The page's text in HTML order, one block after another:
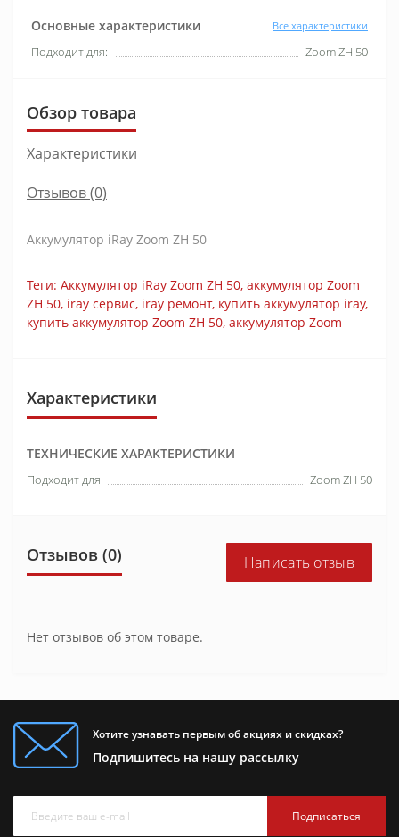
Основные характеристики Все характеристики
Подходит для: Zoom ZH 50
Обзор товара
Характеристики
Отзывов (0)
Аккумулятор iRay Zoom ZH 50
Теги: Аккумулятор iRay Zoom ZH 50, аккумулятор Zoom
ZH 50, iray сервис, iray ремонт, купить аккумулятор iray,
купить аккумулятор Zoom ZH 50, аккумулятор Zoom
Характеристики
ТЕХНИЧЕСКИЕ ХАРАКТЕРИСТИКИ
Подходит для Zoom ZH 50
Отзывов (0) Написать отзыв
Нет отзывов об этом товаре.
Хотите узнавать первым об акциях и скидках?
Подпишитесь на нашу рассылку
Подписаться